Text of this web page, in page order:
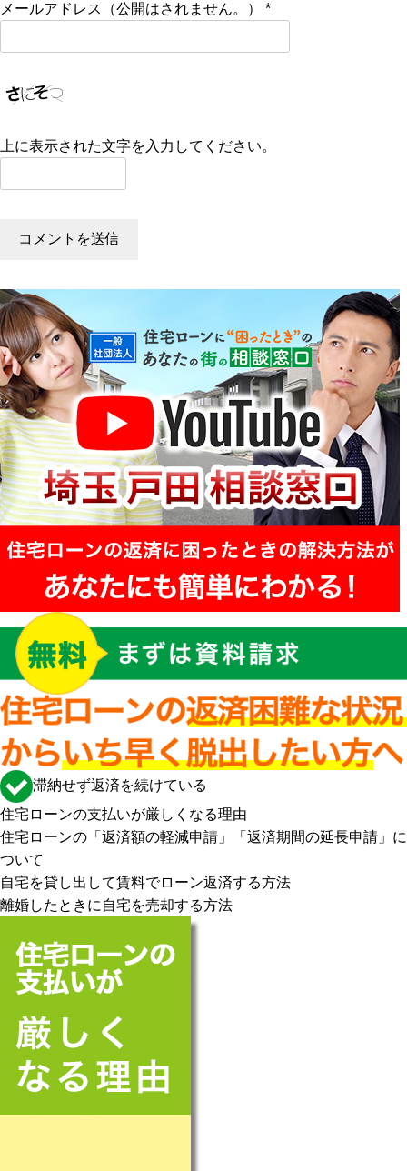
メールアドレス（公開はされません。） *
上に表示された文字を入力してください。
滞納せず返済を続けている
住宅ローンの支払いが厳しくなる理由
住宅ローンの「返済額の軽減申請」「返済期間の延長申請」に
ついて
自宅を貸し出して賃料でローン返済する方法
離婚したときに自宅を売却する方法